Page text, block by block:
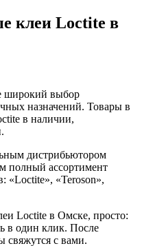
клеи Loctite в
широкий выбор
назначений. Товары в
в наличии,
дистрибьютором
полный ассортимент
«Loctite», «Teroson»,
Loctite в Омске, просто:
в один клик. После
свяжутся с вами.